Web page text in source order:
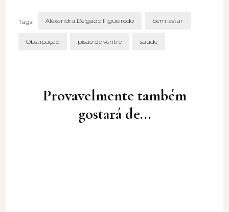
Tags: Alexandra Delgado Figueiredo bem-estar
Obstipação pisão de ventre saúde
Provavelmente também
gostará de...